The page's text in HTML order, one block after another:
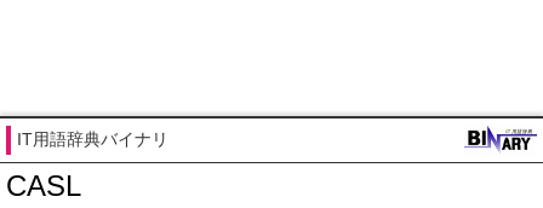
IT用語辞典バイナリ
CASL